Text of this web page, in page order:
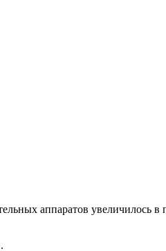
аппаратов увеличилось в